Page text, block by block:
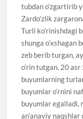
tubdan o’zgartirib
Zardo’zlik
Turli ko’rinishdagi
shunga o’xshagan
zeb berib turgan,
o’rin tutgan. 20
buyumlarning
buyumlar o’rnini
buyumlar egalladi,
an’anaviy